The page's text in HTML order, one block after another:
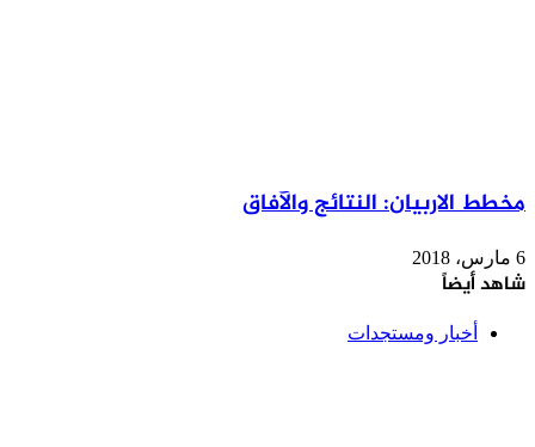
مخطط الاربيان: النتائج والآفاق
6 مارس، 2018
شاهد أيضاً
أخبار ومستجدات